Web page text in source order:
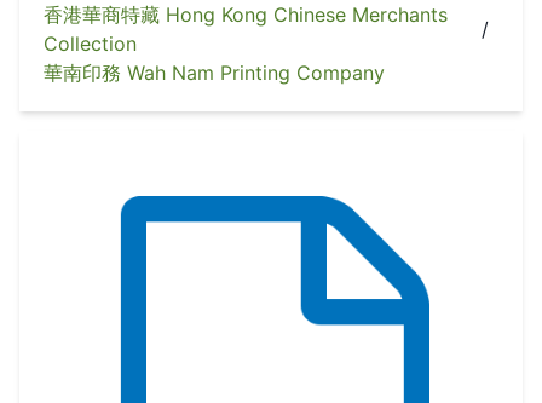
香港華商特藏 Hong Kong Chinese Merchants
Collection
/
華南印務 Wah Nam Printing Company